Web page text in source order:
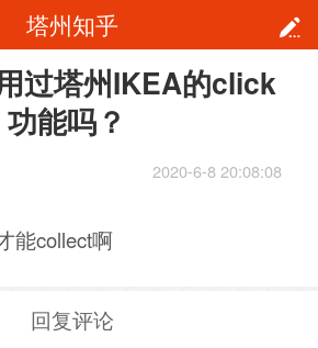
塔州知乎
过塔州IKEA的click
能吗？
2020-6-8 20:08:08
能collect啊
回复评论